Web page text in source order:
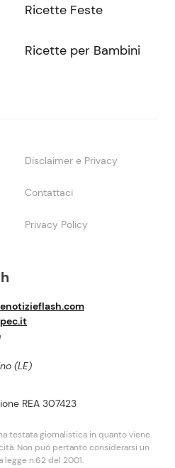
(LE)
REA 307423
testata giornalistica in quanto viene
Non puó pertanto considerarsi un
n.62 del 2001.
Ricette Feste
Ricette per Bambini
Disclaimer e Privacy
Contattaci
Privacy Policy